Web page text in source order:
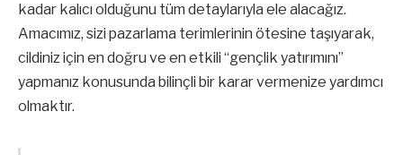
kadar kalıcı olduğunu tüm detaylarıyla ele alacağız.
Amacımız, sizi pazarlama terimlerinin ötesine taşıyarak,
cildiniz için en doğru ve en etkili “gençlik yatırımını”
yapmanız konusunda bilinçli bir karar vermenize yardımcı
olmaktır.